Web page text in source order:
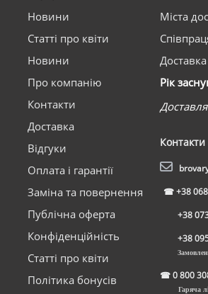
Новини
Статті про квіти
Новини
Про компанію
Контакти
Доставка
Відгуки
Оплата і гарантії
Заміна та повернення
Публічна оферта
Конфіденційність
Статті про квіти
Політика бонусів
Міста
Доставка
Рік
Контакти
☎+38
+38
+38
☎0 800
Гаряча